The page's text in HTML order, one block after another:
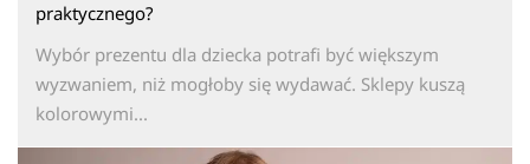
praktycznego?
Wybór prezentu dla dziecka potrafi być większym
wyzwaniem, niż mogłoby się wydawać. Sklepy kuszą
kolorowymi...